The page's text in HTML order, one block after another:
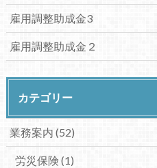
雇用調整助成金3
雇用調整助成金２
カテゴリー
業務案内 (52)
労災保険 (1)